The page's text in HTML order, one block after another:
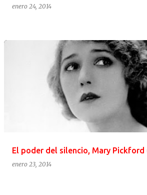
enero 24, 2014
El poder del silencio, Mary Pickford
enero 23, 2014